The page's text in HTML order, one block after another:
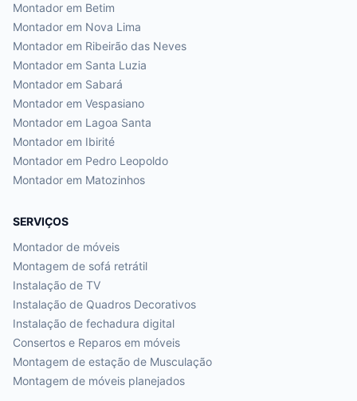
Montador em Betim
Montador em Nova Lima
Montador em Ribeirão das Neves
Montador em Santa Luzia
Montador em Sabará
Montador em Vespasiano
Montador em Lagoa Santa
Montador em Ibirité
Montador em Pedro Leopoldo
Montador em Matozinhos
SERVIÇOS
Montador de móveis
Montagem de sofá retrátil
Instalação de TV
Instalação de Quadros Decorativos
Instalação de fechadura digital
Consertos e Reparos em móveis
Montagem de estação de Musculação
Montagem de móveis planejados